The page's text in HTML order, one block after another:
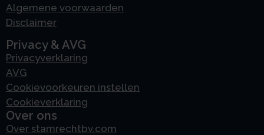
Algemene voorwaarden
Disclaimer
Privacy & AVG
Privacyverklaring
AVG
Cookievoorkeuren instellen
Cookieverklaring
Over ons
Over stamrechtbv.com